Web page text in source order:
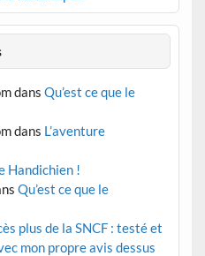
dans Qu’est ce que le
dans L’aventure
Handichien !
Qu’est ce que le
plus de la SNCF : testé et
mon propre avis dessus